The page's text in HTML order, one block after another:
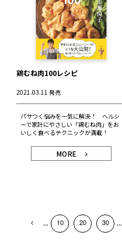
鶏むね肉100レシピ
2021.03.11 発売
パサつく悩みを一気に解決！ ヘルシ
ーで家計にやさしい「鶏むね肉」をお
いしく食べるテクニックが満載！
MORE
... 10 20 30 ...